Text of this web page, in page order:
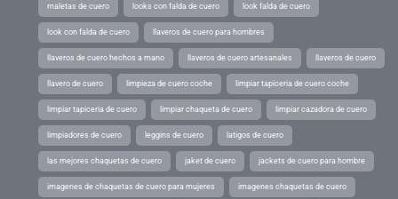
maletas de cuero looks con falda de cuero look falda de cuero
look con falda de cuero llaveros de cuero para hombres
llaveros de cuero hechos a mano llaveros de cuero artesanales llaveros de cuero
llavero de cuero limpieza de cuero coche limpiar tapiceria de cuero coche
limpiar tapiceria de cuero limpiar chaqueta de cuero limpiar cazadora de cuero
limpiadores de cuero leggins de cuero latigos de cuero
las mejores chaquetas de cuero jaket de cuero jackets de cuero para hombre
imagenes de chaquetas de cuero para mujeres imagenes chaquetas de cuero